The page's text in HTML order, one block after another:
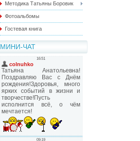
Методика Татьяны Боровик
Фотоальбомы
Гостевая книга
МИНИ-ЧАТ